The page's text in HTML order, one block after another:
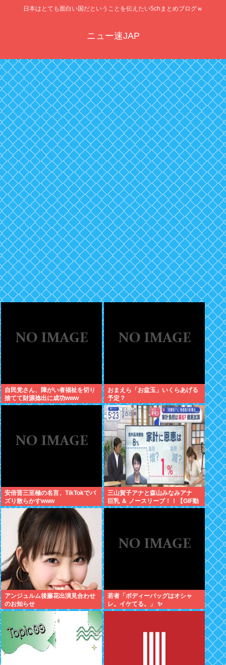
日本はとても面白い国だということを伝えたい5chまとめブログｗ
ニュー速JAP
自民党さん、障がい者福祉を切り
捨てて財源捻出に成功www
おまえら「お盆玉」いくらあげる
予定？
安倍晋三至極の名言、TikTokでバ
ズり散らかすwww
三山賀子アナと森山みなみアナ
巨乳 ＆ ノースリーブ！！【GIF動
画あり】
アンジュルム後藤花出演見合わせ
のお知らせ
若者「ボディーバッグはオシャ
レ。イケてる。」 ✨